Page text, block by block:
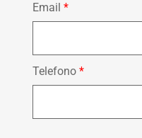
Email *
Telefono *